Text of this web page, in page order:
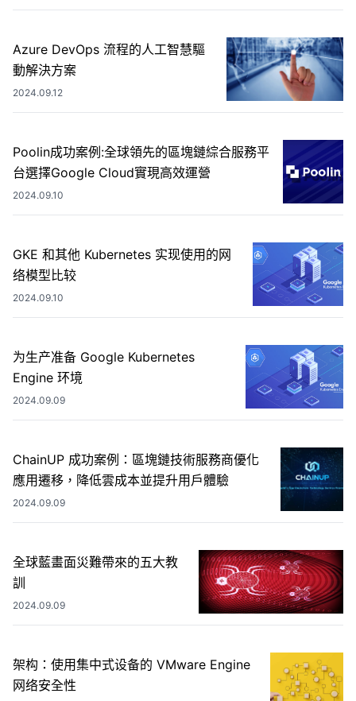
Azure DevOps 流程的人工智慧驅
動解決方案
2024.09.12
Poolin成功案例:全球領先的區塊鏈綜合服務平
台選擇Google Cloud實現高效運營
2024.09.10
GKE 和其他 Kubernetes 实现使用的网
络模型比较
2024.09.10
为生产准备 Google Kubernetes
Engine 环境
2024.09.09
ChainUP 成功案例：區塊鏈技術服務商優化
應用遷移，降低雲成本並提升用戶體驗
2024.09.09
全球藍畫面災難帶來的五大教
訓
2024.09.09
架构：使用集中式设备的 VMware Engine
网络安全性